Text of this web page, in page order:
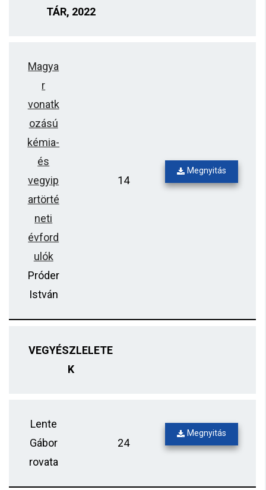
TÁR, 2022
Magya
r
vonatk
ozású
kémia-
és
vegyip
artörté
neti
évford
ulók
Próder
István
14
Megnyitás
VEGYÉSZLELETE
K
Lente
Gábor
rovata
24
Megnyitás